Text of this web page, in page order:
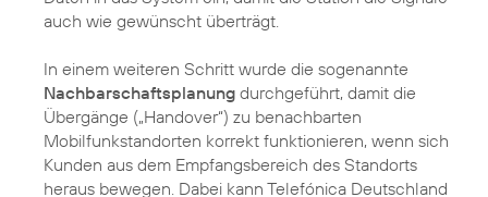
auch wie gewünscht überträgt.
In einem weiteren Schritt wurde die sogenannte
Nachbarschaftsplanung durchgeführt, damit die
Übergänge („Handover“) zu benachbarten
Mobilfunkstandorten korrekt funktionieren, wenn sich
Kunden aus dem Empfangsbereich des Standorts
heraus bewegen. Dabei kann Telefónica Deutschland